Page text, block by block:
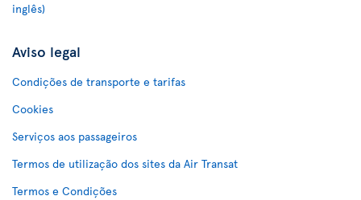
inglês)
Aviso legal
Condições de transporte e tarifas
Cookies
Serviços aos passageiros
Termos de utilização dos sites da Air Transat
Termos e Condições